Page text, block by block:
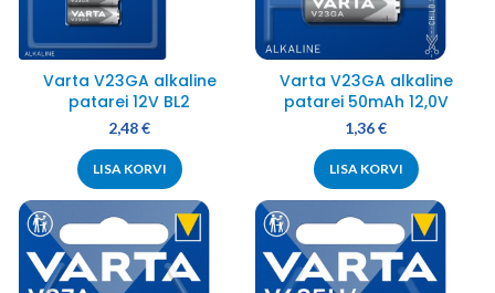
Varta V23GA alkaline
patarei 12V BL2
2,48€
LISA KORVI
Varta V23GA alkaline
patarei 50mAh 12,0V
1,36€
LISA KORVI